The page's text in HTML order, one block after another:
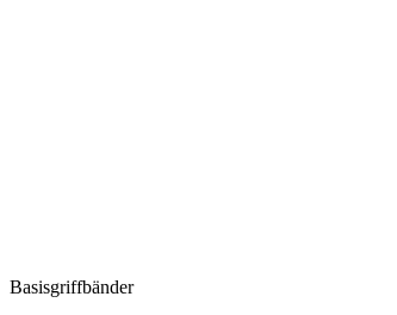
Basisgriffbänder